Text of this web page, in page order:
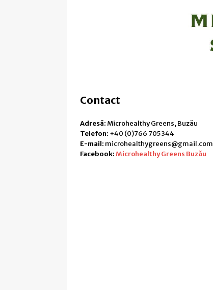
Contact
Adresă: Microhealthy Greens, Buzău
Telefon: +40 (0)766 705 344
E-mail: microhealthygreens@gmail.com
Facebook:Microhealthy Greens Buzău